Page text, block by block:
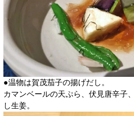
●温物は賀茂茄子の揚げだし。
カマンベールの天ぷら、伏見唐辛子
し生姜。